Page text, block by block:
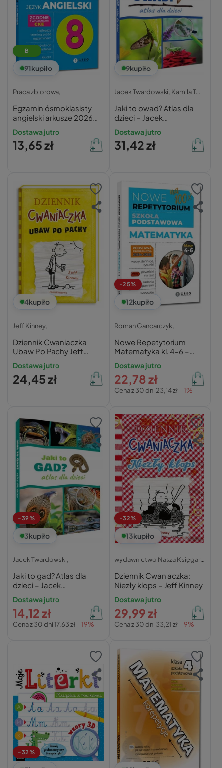
B
91kupiło
Praca zbiorowa,
Egzamin ósmoklasisty
angielski arkusze 2026
GREG
Dostawa jutro
13,65 zł
9kupiło
Jacek Twardowski, Kamila Twardowska,
Jaki to owad? Atlas dla
dzieci – Jacek
Twardowski, Kamila
Twardowska
Dostawa jutro
31,42 zł
4kupiło
Jeff Kinney,
Dziennik Cwaniaczka
Ubaw Po Pachy Jeff
Kinney 6+ Nasza
Księgarnia
Dostawa jutro
24,45 zł
-25%
12kupiło
Roman Gancarczyk,
Nowe Repetytorium
Matematyka kl. 4-6 –
Roman Gancarczyk
Dostawa jutro
Cena z 30 dni23,14 zł -1%
22,78 zł
-39%
3kupiło
Jacek Twardowski,
Jaki to gad? Atlas dla
dzieci – Jacek
Twardowski
Dostawa jutro
Cena z 30 dni17,63 zł -19%
14,12 zł
-32%
13kupiło
wydawnictwo Nasza Księgarnia
Dziennik Cwaniaczka:
Niezły klops – Jeff Kinney
Dostawa jutro
Cena z 30 dni33,21 zł -9%
29,99 zł
-32%